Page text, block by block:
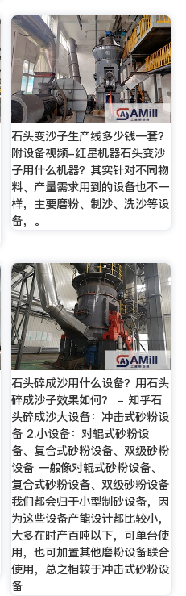
石头变沙子生产线多少钱一套？
附设备视频-红星机器石头变沙
子用什么机器？其实针对不同物
料、产量需求用到的设备也不一
样，主要磨粉、制沙、洗沙等设
备，。
石头碎成沙用什么设备？用石头
碎成沙子效果如何？ - 知乎石
头碎成沙大设备：冲击式砂粉设
备 2.小设备：对辊式砂粉设
备、复合式砂粉设备、双级砂粉
设备 一般像对辊式砂粉设备、
复合式砂粉设备、双级砂粉设备
我们都会归于小型制砂设备，因
为这些设备产能设计都比较小，
大多在时产百吨以下，可单台使
用，也可加置其他磨粉设备联合
使用，总之相较于冲击式砂粉设
备